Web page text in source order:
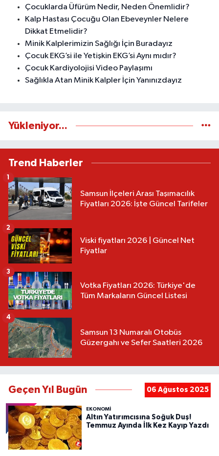
Çocuklarda Üfürüm Nedir, Neden Önemlidir?
Kalp Hastası Çocuğu Olan Ebeveynler Nelere
Dikkat Etmelidir?
Minik Kalplerimizin Sağlığı İçin Buradayız
Çocuk EKG’si ile Yetişkin EKG’si Aynı mıdır?
Çocuk Kardiyolojisi Video Paylaşımı
Sağlıkla Atan Minik Kalpler İçin Yanınızdayız
Yükleniyor...
Trend Haberler
Samsun İlçeleri Arası Taşımacılık
Fiyatları 2026: İşte Güncel Tarifeler
1
Viski fiyatları 2026 | Güncel Net
Fiyatlar
2
Votka Fiyatları 2026: Türkiye'de
Tüm Markaların Güncel Listesi
3
Samsun 13 Numaralı Otobüs
Güzergahı ve Sefer Saatleri 2026
4
Geçen Yıl Bugün 06 Ağustos 2025
EKONOMİ
Altın Yatırımcısına Soğuk Duş!
Temmuz Ayında İlk Kez Kayıp Yazdı